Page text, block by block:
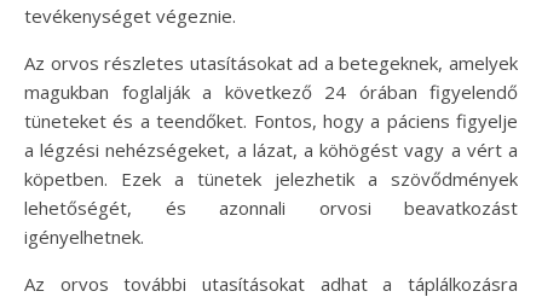
tevékenységet végeznie.
Az orvos részletes utasításokat ad a betegeknek, amelyek
magukban foglalják a következő 24 órában figyelendő
tüneteket és a teendőket. Fontos, hogy a páciens figyelje
a légzési nehézségeket, a lázat, a köhögést vagy a vért a
köpetben. Ezek a tünetek jelezhetik a szövődmények
lehetőségét, és azonnali orvosi beavatkozást
igényelhetnek.
Az orvos további utasításokat adhat a táplálkozásra